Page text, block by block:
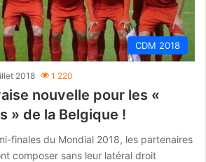
CDM 2018
2018 1 220
nouvelle pour les «
» de la Belgique !
finales du Mondial 2018, les partenaires
composer sans leur latéral droit